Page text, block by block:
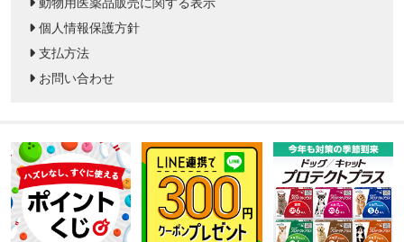
個人情報保護方針
支払方法
お問い合わせ